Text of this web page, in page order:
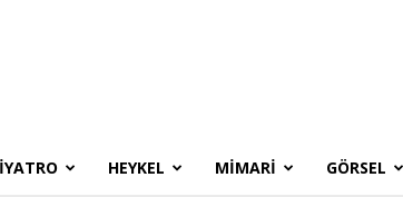
HEYKEL MIMARI GÖRSEL